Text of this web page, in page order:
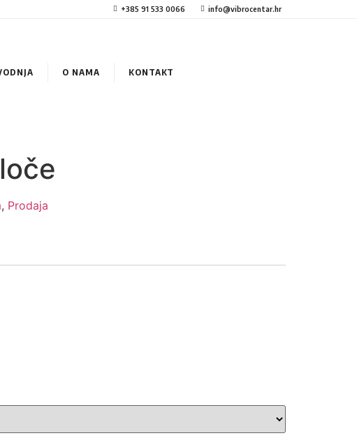
+385 91 533 0066 info@vibrocentar.hr
O NAMA KONTAKT
, Prodaja